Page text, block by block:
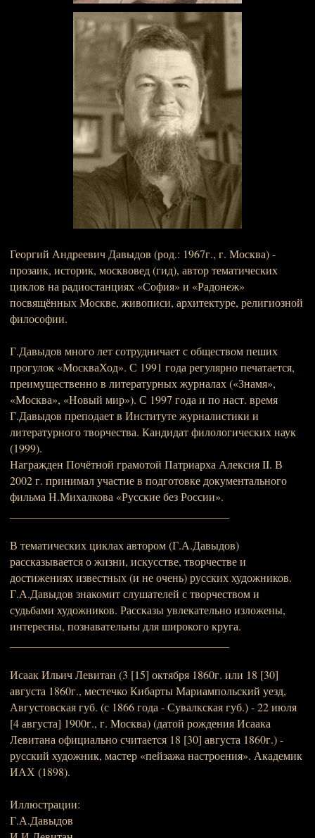
Георгий Андреевич Давыдов (род.: 1967г., г. Москва) -
прозаик, историк, москвовед (гид), автор тематических
циклов на радиостанциях «София» и «Радонеж»
посвящённых Москве, живописи, архитектуре, религиозной
философии.
Г.Давыдов много лет сотрудничает с обществом пеших
прогулок «МоскваХод». С 1991 года регулярно печатается,
преимущественно в литературных журналах («Знамя»,
«Москва», «Новый мир»). С 1997 года и по наст. время
Г.Давыдов преподает в Институте журналистики и
литературного творчества. Кандидат филологических наук
(1999).
Награжден Почётной грамотой Патриарха Алексия II. В
2002 г. принимал участие в подготовке документального
фильма Н.Михалкова «Русские без России».
В тематических циклах автором (Г.А.Давыдов)
рассказывается о жизни, искусстве, творчестве и
достижениях известных (и не очень) русских художников.
Г.А.Давыдов знакомит слушателей с творчеством и
судьбами художников. Рассказы увлекательно изложены,
интересны, познавательны для широкого круга.
Исаак Ильич Левитан (3 [15] октября 1860г. или 18 [30]
августа 1860г., местечко Кибарты Мариампольский уезд,
Августовская губ. (с 1866 года - Сувалкская губ.) - 22 июля
[4 августа] 1900г., г. Москва) (датой рождения Исаака
Левитана официально считается 18 [30] августа 1860г.) -
русский художник, мастер «пейзажа настроения». Академик
ИАХ (1898).
Иллюстрации:
Г.А.Давыдов